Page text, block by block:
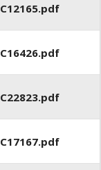
C12165.pdf
C16426.pdf
C22823.pdf
C17167.pdf